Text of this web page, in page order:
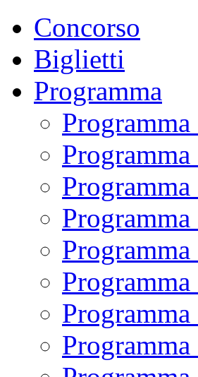
Concorso
Biglietti
Programma